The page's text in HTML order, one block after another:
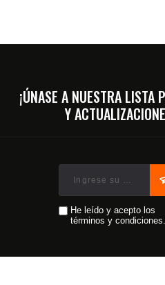
¡ÚNASE A NUESTRA LISTA
Y
He leído y acepto los
términos y condiciones.